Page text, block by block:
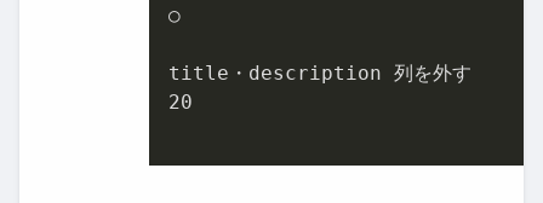
○
20